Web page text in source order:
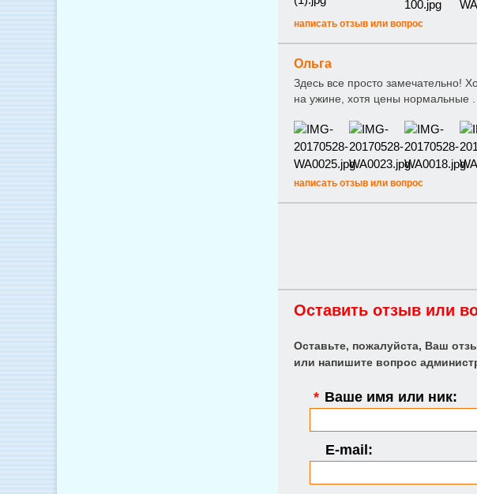
написать отзыв или вопрос
Ольга
Здесь все просто замечательно!
на ужине, хотя цены нормальные .
написать отзыв или вопрос
Оставить отзыв или
Оставьте, пожалуйста, Ваш
или напишите вопрос
* Ваше имя или ник:
E-mail: